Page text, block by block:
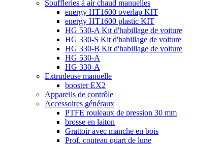
Souffleries à air chaud manuelles
energy HT1600 overlap KIT
energy HT1600 plastic KIT
HG 530-A Kit d'habillage de voiture
HG 330-S Kit d'habillage de voiture
HG 330-B Kit d'habillage de voiture
HG 530-A
HG 330-A
Extrudeuse manuelle
booster EX2
Appareils de contrôle
Accessoires généraux
PTFE rouleaux de pression 30 mm
brosse en laiton
Grattoir avec manche en bois
Prof. couteau quart de lune